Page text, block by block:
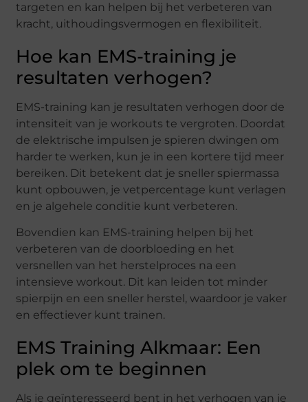
targeten en kan helpen bij het verbeteren van
kracht, uithoudingsvermogen en flexibiliteit.
Hoe kan EMS-training je
resultaten verhogen?
EMS-training kan je resultaten verhogen door de
intensiteit van je workouts te vergroten. Doordat
de elektrische impulsen je spieren dwingen om
harder te werken, kun je in een kortere tijd meer
bereiken. Dit betekent dat je sneller spiermassa
kunt opbouwen, je vetpercentage kunt verlagen
en je algehele conditie kunt verbeteren.
Bovendien kan EMS-training helpen bij het
verbeteren van de doorbloeding en het
versnellen van het herstelproces na een
intensieve workout. Dit kan leiden tot minder
spierpijn en een sneller herstel, waardoor je vaker
en effectiever kunt trainen.
EMS Training Alkmaar: Een
plek om te beginnen
Als je geïnteresseerd bent in het verhogen van je